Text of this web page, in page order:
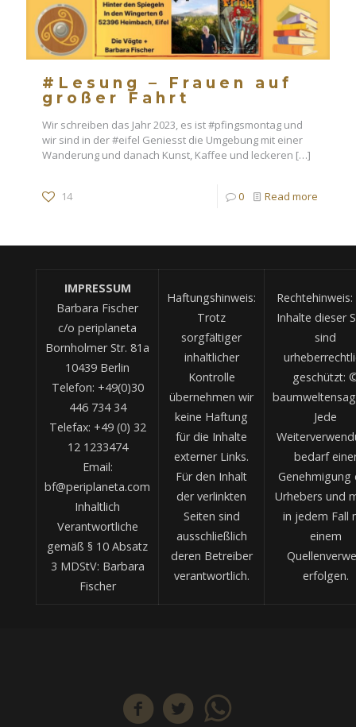
#Lesung – Frauen auf
großer Fahrt
Wir schreiben das Jahr 2023, es ist #pfingsmontag und
wir sind in der #eifel Geniesst die Umgebung mit einer
Wanderung und danach Kunst, Kaffee und leckeren […]
14 0 Read more
IMPRESSUM
Barbara Fischer
c/o periplaneta
Bornholmer Str. 81a
10439 Berlin
Telefon: +49(0)30
446 734 34
Telefax: +49 (0) 32
12 1233474
Email:
bf@periplaneta.com
Inhaltlich
Verantwortliche
gemäß § 10 Absatz
3 MDStV: Barbara
Fischer
Haftungshinweis:
Trotz
sorgfältiger
inhaltlicher
Kontrolle
übernehmen wir
keine Haftung
für die Inhalte
externer Links.
Für den Inhalt
der verlinkten
Seiten sind
ausschließlich
deren Betreiber
verantwortlich.
Rechtehinweis:
Inhalte dieser
sind
geschützt:
Jede
bedarf
Genehmigung
Urhebers und
in jedem Fall
einem
erfolgen.